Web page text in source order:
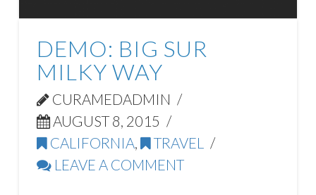
DEMO: BIG SUR
MILKY WAY
CURAMEDADMIN
AUGUST 8, 2015
CALIFORNIA,
TRAVEL
LEAVE A COMMENT